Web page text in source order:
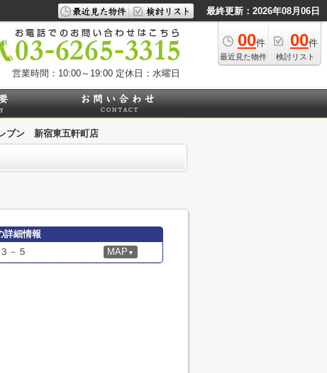
最終更新：2026年08月06日
00件
最近見た物件
00件
検討リスト
営業時間：10:00～19:00 定休日：水曜日
ブン 新宿東五軒町店
細情報
－５ MAP ▼